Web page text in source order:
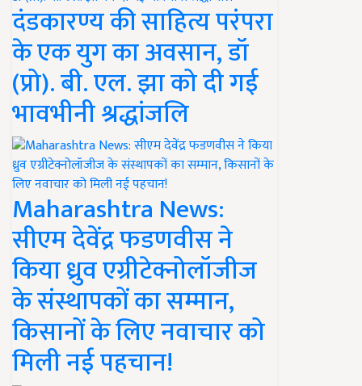
दंडकारण्य की साहित्य परंपरा
के एक युग का अवसान, डॉ
(प्रो). बी. एल. झा को दी गई
भावभीनी श्रद्धांजलि
Maharashtra News:
सीएम देवेंद्र फडणवीस ने
किया ध्रुव एग्रीटेक्नोलॉजीज
के संस्थापकों का सम्मान,
किसानों के लिए नवाचार को
मिली नई पहचान!